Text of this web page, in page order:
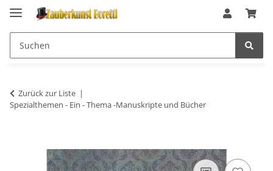
Zurück zur Liste
Spezialthemen - Ein - Thema -Manuskripte und Bücher